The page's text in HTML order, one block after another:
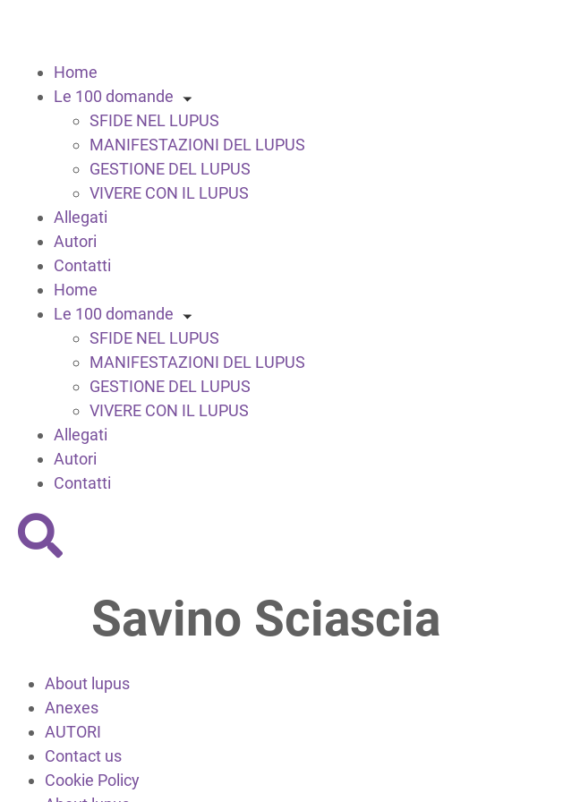
Home
Le 100 domande
SFIDE NEL LUPUS
MANIFESTAZIONI DEL LUPUS
GESTIONE DEL LUPUS
VIVERE CON IL LUPUS
Allegati
Autori
Contatti
Home
Le 100 domande
SFIDE NEL LUPUS
MANIFESTAZIONI DEL LUPUS
GESTIONE DEL LUPUS
VIVERE CON IL LUPUS
Allegati
Autori
Contatti
Savino Sciascia
About lupus
Anexes
AUTORI
Contact us
Cookie Policy